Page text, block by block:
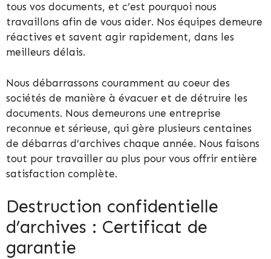
tous vos documents, et c’est pourquoi nous
travaillons afin de vous aider. Nos équipes demeure
réactives et savent agir rapidement, dans les
meilleurs délais.
Nous débarrassons couramment au coeur des
sociétés de manière à évacuer et de détruire les
documents. Nous demeurons une entreprise
reconnue et sérieuse, qui gère plusieurs centaines
de débarras d’archives chaque année. Nous faisons
tout pour travailler au plus pour vous offrir entière
satisfaction complète.
Destruction confidentielle
d’archives : Certificat de
garantie